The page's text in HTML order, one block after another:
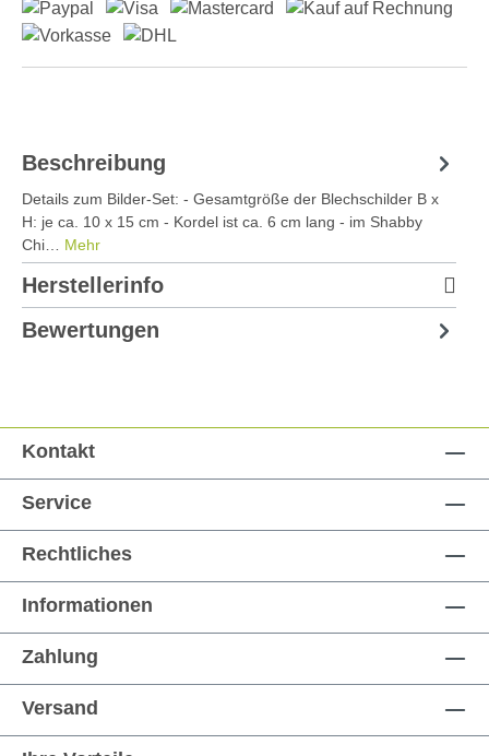
Beschreibung
Details zum Bilder-Set: - Gesamtgröße der Blechschilder B x
H: je ca. 10 x 15 cm - Kordel ist ca. 6 cm lang - im Shabby
Chi… Mehr
Herstellerinfo
Bewertungen
Kontakt
Service
Rechtliches
Informationen
Zahlung
Versand